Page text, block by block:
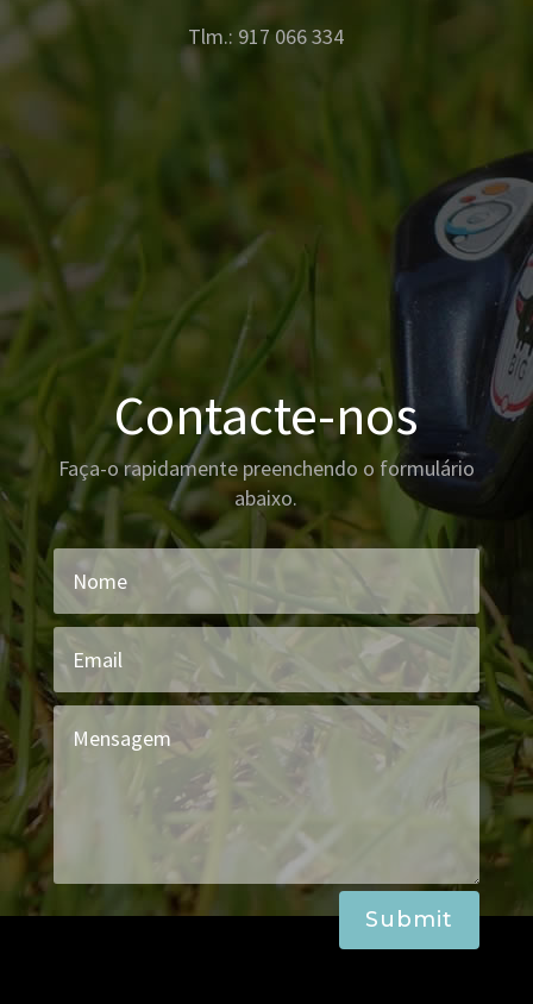
Tlm.: 917 066 334
Contacte-nos
Faça-o rapidamente preenchendo o formulário
abaixo.
Submit